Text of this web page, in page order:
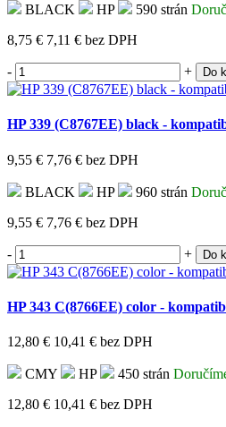
BLACK HP 590 strán
8,75 € 7,11 € bez DPH
- + Do
HP 339 (C8767EE) black -
9,55 € 7,76 € bez DPH
BLACK HP 960 strán
9,55 € 7,76 € bez DPH
- + Do
HP 343 C(8766EE) color -
12,80 € 10,41 € bez DPH
CMY HP 450 strán
12,80 € 10,41 € bez DPH